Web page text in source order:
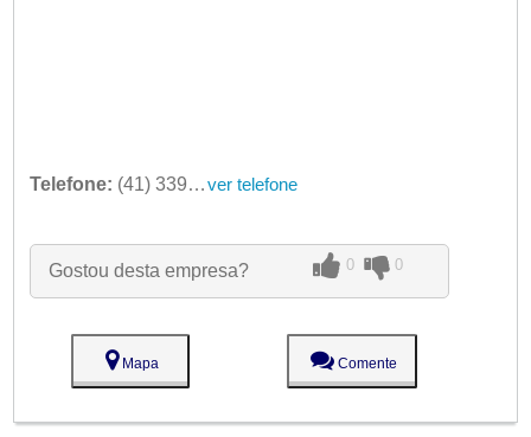
Telefone: (41) 3398-4049 ver telefone
Gostou desta empresa? 0 0
Mapa Comente